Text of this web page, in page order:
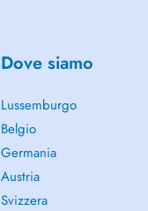
Dove siamo
Lussemburgo
Belgio
Germania
Austria
Svizzera